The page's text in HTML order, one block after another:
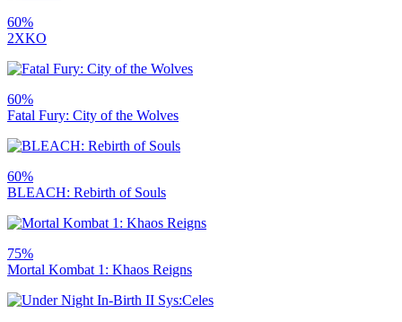
60%
2XKO
60%
Fatal Fury: City of the Wolves
60%
BLEACH: Rebirth of Souls
75%
Mortal Kombat 1: Khaos Reigns